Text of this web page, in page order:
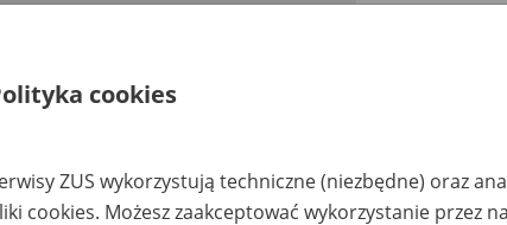
cookies
ZUS wykorzystują techniczne (niezbędne) oraz
cookies. Możesz zaakceptować wykorzystanie przez